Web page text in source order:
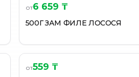
от6 659 ₸
500Г ЗАМ ФИЛЕ ЛОСОСЯ
от559 ₸